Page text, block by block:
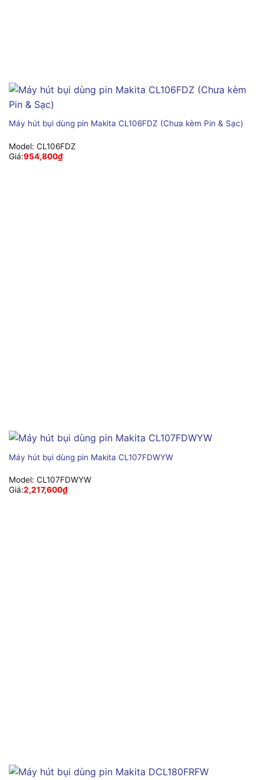
Máy hút bụi dùng pin Makita CL106FDZ (Chưa kèm Pin & Sạc)
Model: CL106FDZ
Giá:954,800₫
Máy hút bụi dùng pin Makita CL107FDWYW
Model: CL107FDWYW
Giá:2,217,600₫